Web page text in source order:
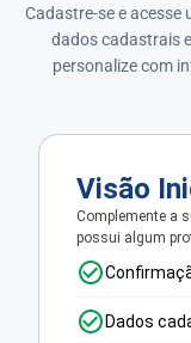
Cadastre-se e
dados cadastrais
personalize com
Visão
Complemente a
possui algum
Dados